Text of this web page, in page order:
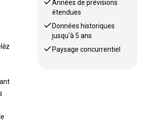
Années de prévisions
étendues
Données historiques
jusqu'à 5 ans
Paysage concurrentiel